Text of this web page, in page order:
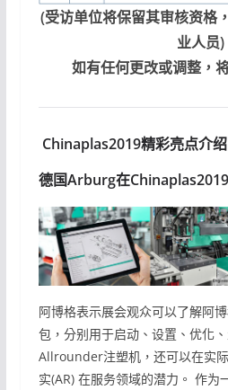
(受访单位将保留其审核资格
业人员)
如有任何更改或调整，
Chinaplas2019精彩亮点介绍
德国Arburg在Chinaplas2019
阿博格表示展会观众可以了解阿
包，分别用于启动、设置、优化
Allrounder注塑机，还可以在实
实(AR) 在服务领域的潜力。 作为